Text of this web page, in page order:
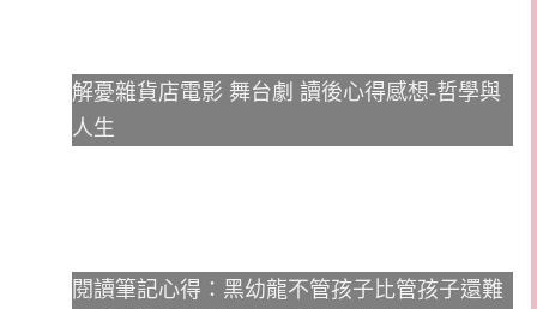
解憂雜貨店電影 舞台劇 讀後心得感想-哲學與
人生
閱讀筆記心得：黑幼龍不管孩子比管孩子還難